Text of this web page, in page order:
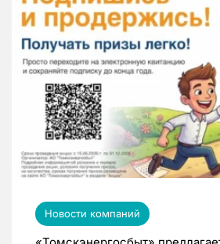
Новости компаний